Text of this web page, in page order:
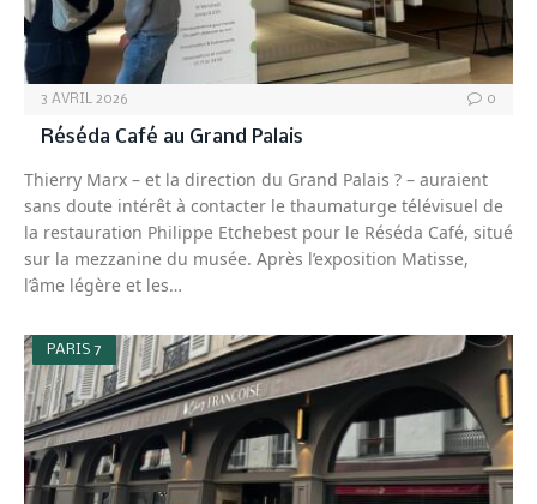
3 AVRIL 2026 0
Réséda Café au Grand Palais
Thierry Marx – et la direction du Grand Palais ? – auraient
sans doute intérêt à contacter le thaumaturge télévisuel de
la restauration Philippe Etchebest pour le Réséda Café, situé
sur la mezzanine du musée. Après l’exposition Matisse,
l’âme légère et les…
PARIS 7